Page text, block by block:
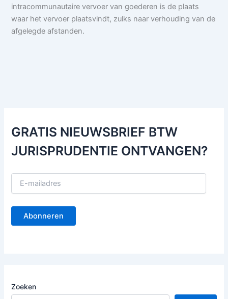
intracommunautaire vervoer van goederen is de plaats
waar het vervoer plaatsvindt, zulks naar verhouding van de
afgelegde afstanden.
GRATIS NIEUWSBRIEF BTW
JURISPRUDENTIE ONTVANGEN?
E
a
l
Abonneren
Zoeken